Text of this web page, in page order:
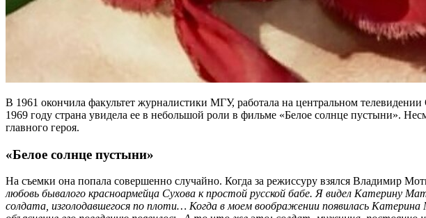
В 1961 окончила факультет журналистики МГУ, работала на центральном
1969 году страна увидела ее в небольшой роли в фильме «Белое солнце пустыни».
главного героя.
«Белое солнце пустыни»
На съемки она попала совершенно случайно. Когда за режиссуру взялся Владимир
любовь бывалого красноармейца Сухова к простой русской бабе. Я видел
солдата, изголодавшегося по плоти… Когда в моем воображении появилась